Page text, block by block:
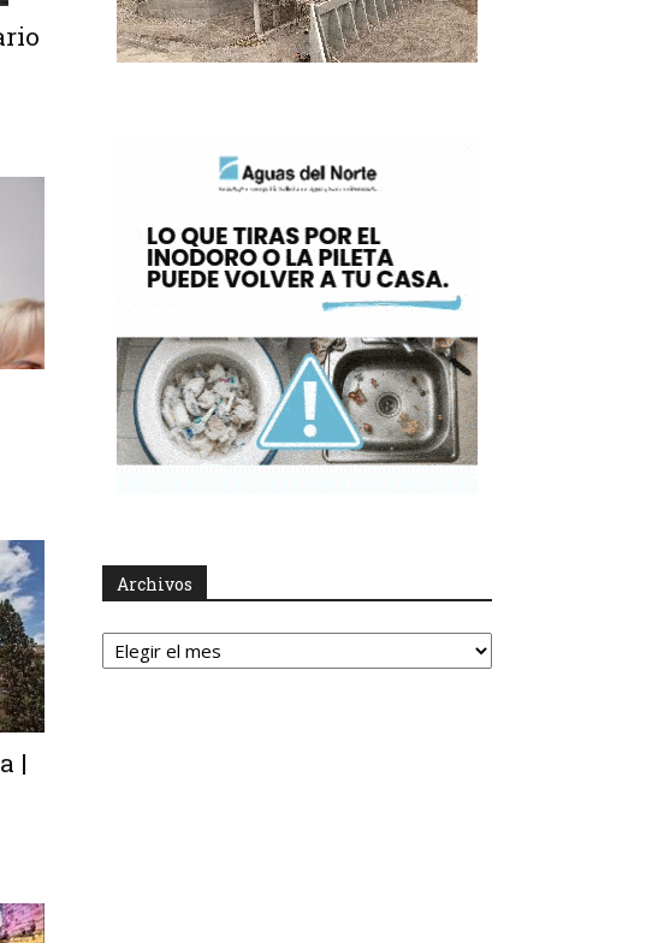
|
Archivos
Archivos